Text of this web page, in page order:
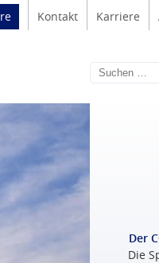
Kontakt Karriere
Der
Die